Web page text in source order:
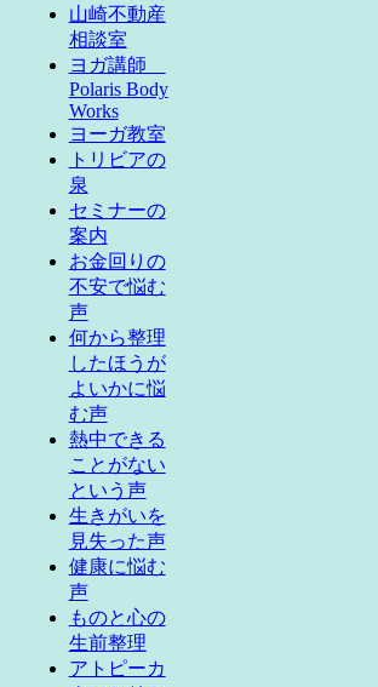
山崎不動産
相談室
ヨガ講師
Polaris Body
Works
ヨーガ教室
トリビアの
泉
セミナーの
案内
お金回りの
不安で悩む
声
何から整理
したほうが
よいかに悩
む声
熱中できる
ことがない
という声
生きがいを
見失った声
健康に悩む
声
ものと心の
生前整理
アトピーカ